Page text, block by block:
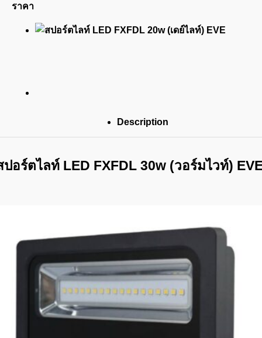
ราคา
Description
ปอร์ตไลท์ LED FXFDL 30w (วอร์มไวท์)